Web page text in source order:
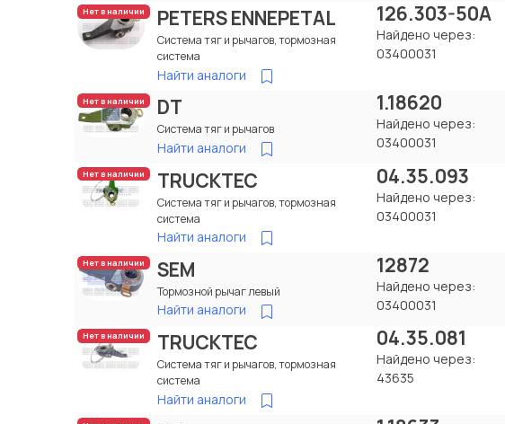
Нет в наличии PETERS ENNEPETAL
Система тяг и рычагов, тормозная
система
Найти аналоги
126.303-50A
Найдено через:
03400031
Нет в наличии DT
Система тяг и рычагов
Найти аналоги
1.18620
Найдено через:
03400031
Нет в наличии TRUCKTEC
Система тяг и рычагов, тормозная
система
Найти аналоги
04.35.093
Найдено через:
03400031
Нет в наличии SEM
Тормозной рычаг левый
Найти аналоги
12872
Найдено через:
03400031
Нет в наличии TRUCKTEC
Система тяг и рычагов, тормозная
система
Найти аналоги
04.35.081
Найдено через:
43635